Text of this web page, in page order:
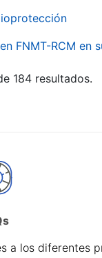
FNMT-RCM en
184 resultados.
a los diferentes